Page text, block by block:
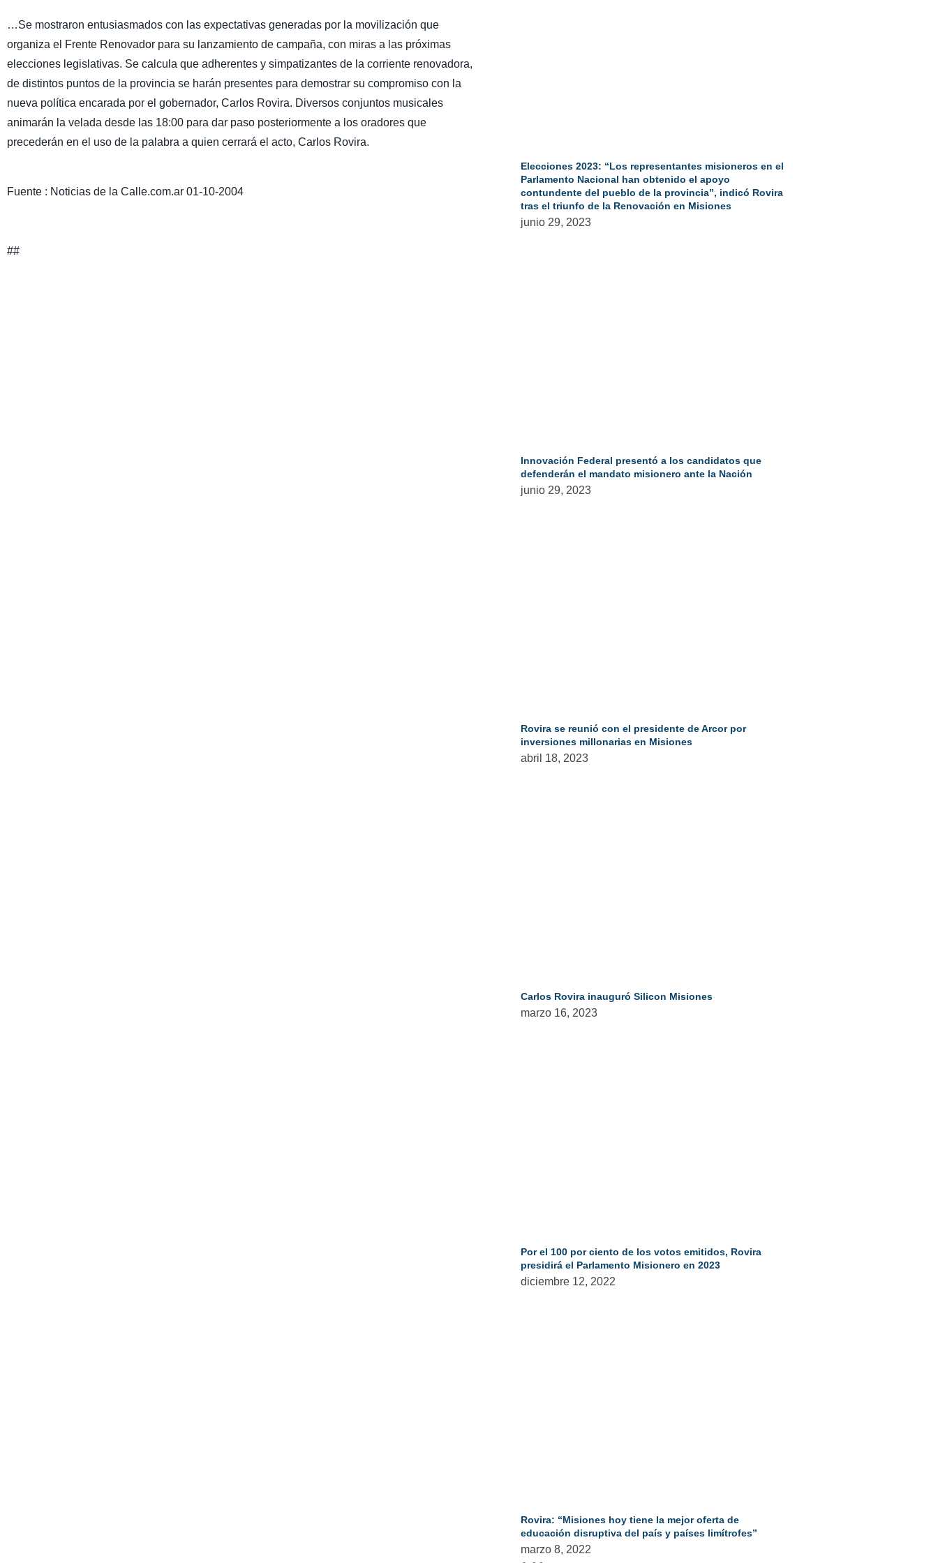
…Se mostraron entusiasmados con las expectativas generadas por la movilización que
organiza el Frente Renovador para su lanzamiento de campaña, con miras a las próximas
elecciones legislativas. Se calcula que adherentes y simpatizantes de la corriente renovadora,
de distintos puntos de la provincia se harán presentes para demostrar su compromiso con la
nueva política encarada por el gobernador, Carlos Rovira. Diversos conjuntos musicales
animarán la velada desde las 18:00 para dar paso posteriormente a los oradores que
precederán en el uso de la palabra a quien cerrará el acto, Carlos Rovira.
Fuente : Noticias de la Calle.com.ar 01-10-2004
##
Elecciones 2023: “Los representantes misioneros en el
Parlamento Nacional han obtenido el apoyo
contundente del pueblo de la provincia”, indicó Rovira
tras el triunfo de la Renovación en Misiones
junio 29, 2023
Innovación Federal presentó a los candidatos que
defenderán el mandato misionero ante la Nación
junio 29, 2023
Rovira se reunió con el presidente de Arcor por
inversiones millonarias en Misiones
abril 18, 2023
Carlos Rovira inauguró Silicon Misiones
marzo 16, 2023
Por el 100 por ciento de los votos emitidos, Rovira
presidirá el Parlamento Misionero en 2023
diciembre 12, 2022
Rovira: “Misiones hoy tiene la mejor oferta de
educación disruptiva del país y países limítrofes”
marzo 8, 2022